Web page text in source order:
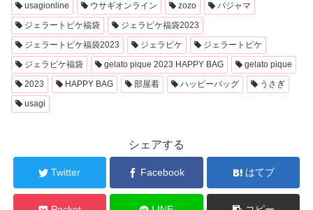
usagionline ウサギオンライン zozo
パジャマ
ジェラートピケ福袋
ジェラピケ福袋2023
ジェラートピケ福袋2023
ジェラピケ
ジェラートピケ
ジェラピケ福袋
gelato pique 2023 HAPPY BAG
gelato pique
2023
HAPPY BAG 部屋着 ハッピーバッグ
うさぎ
usagi
シェアする
Twitter Facebook はてブ